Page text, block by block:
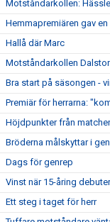
Motståndarkollen:
Hemmapremiären gav
Hallå där Marc
Motståndarkollen
Bra start på säsongen -
Premiär för herrarna:
Höjdpunkter från
Bröderna målskyttar i
Dags för genrep
Vinst när 15-åring
Ett steg i taget för herr